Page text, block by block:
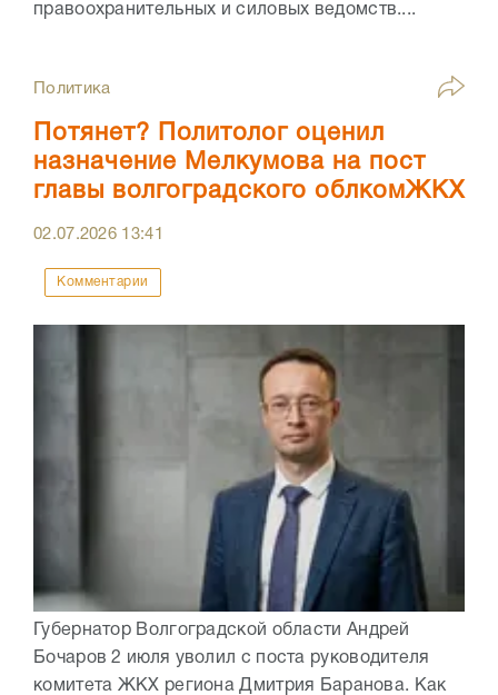
правоохранительных и силовых ведомств....
Политика
Потянет? Политолог оценил
назначение Мелкумова на пост
главы волгоградского облкомЖКХ
02.07.2026 13:41
Комментарии
Губернатор Волгоградской области Андрей
Бочаров 2 июля уволил с поста руководителя
комитета ЖКХ региона Дмитрия Баранова. Как